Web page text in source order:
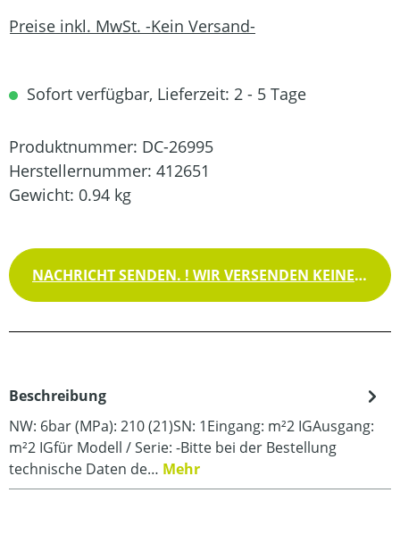
Preise inkl. MwSt. -Kein Versand-
Sofort verfügbar, Lieferzeit: 2 - 5 Tage
Produktnummer: DC-26995
Herstellernummer: 412651
Gewicht: 0.94 kg
NACHRICHT SENDEN. ! WIR VERSENDEN KEINE WAREN !
Beschreibung
NW: 6bar (MPa): 210 (21)SN: 1Eingang: m²2 IGAusgang:
m²2 IGfür Modell / Serie: -Bitte bei der Bestellung
technische Daten de… Mehr